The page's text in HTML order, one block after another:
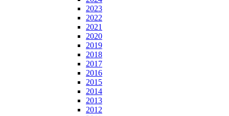
2023
2022
2021
2020
2019
2018
2017
2016
2015
2014
2013
2012